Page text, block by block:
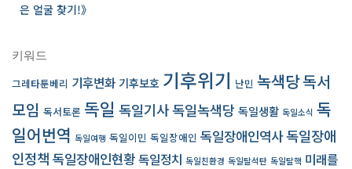
은 얼굴 찾기!》
키워드
그레타툰베리 기후변화 기후보호 기후위기 난민 녹색당독서
모임 독서토론 독일 독일기사독일녹색당 독일생활 독일소식 독
일어번역 독일여행 독일이민 독일장애인 독일장애인역사독일장애
인정책 독일장애인현황독일정치 독일친환경 독일탈석탄 독일탈핵 미래를